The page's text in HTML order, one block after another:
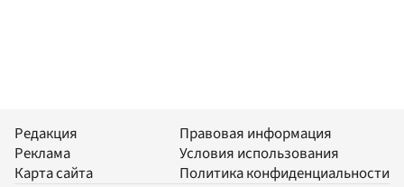
Редакция
Реклама
Карта сайта
Правовая информация
Условия использования
Политика конфиденциальности